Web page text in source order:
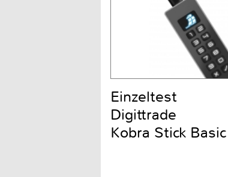
Einzeltest
Digittrade
Kobra Stick Basic